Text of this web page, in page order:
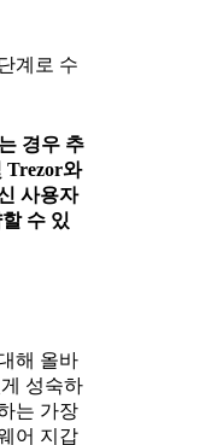
계로 수
경우 추
Trezor와
사용자
수 있
해 올바
성숙하
는 가장
어 지갑